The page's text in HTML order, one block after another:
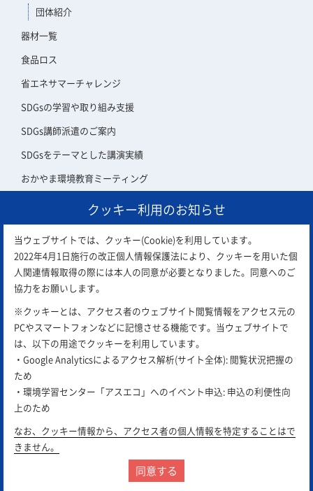
団体紹介
器材一覧
食品ロス
省エネサマーチャレンジ
SDGsの学習や取り組み支援
SDGs講師派遣のご案内
SDGsをテーマとした講演実績
おかやま環境教育ミーティング
アスエコ会員についてクッキー利用のお知らせ
当ウェブサイトでは、クッキー(Cookie)を利用しています。
2022年4月1日施行の改正個人情報保護法により、クッキーを用いた個
人関連情報取得の際には本人の同意が必要となりました。同意へのご
協力をお願いします。
※クッキーとは、アクセス者のウェブサイト閲覧情報をアクセス元の
PCやスマートフォンなどに記憶させる機能です。当ウェブサイトで
は、以下の用途でクッキーを利用しています。
・Google Analyticsによるアクセス解析(サイト全体): 閲覧状況把握の
ため
・環境学習センター「アスエコ」へのイベント申込: 申込の利便性向
上のため
なお、クッキー情報から、アクセス者の個人情報を特定することはで
きません。
同意する
サイトポリシー プライバシーポリシー リンク集
All Rights Reserved.